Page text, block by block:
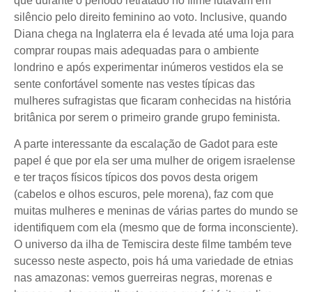
silêncio pelo direito feminino ao voto. Inclusive, quando
Diana chega na Inglaterra ela é levada até uma loja para
comprar roupas mais adequadas para o ambiente
londrino e após experimentar inúmeros vestidos ela se
sente confortável somente nas vestes típicas das
mulheres sufragistas que ficaram conhecidas na história
britânica por serem o primeiro grande grupo feminista.
A parte interessante da escalação de Gadot para este
papel é que por ela ser uma mulher de origem israelense
e ter traços físicos típicos dos povos desta origem
(cabelos e olhos escuros, pele morena), faz com que
muitas mulheres e meninas de várias partes do mundo se
identifiquem com ela (mesmo que de forma inconsciente).
O universo da ilha de Temiscira deste filme também teve
sucesso neste aspecto, pois há uma variedade de etnias
nas amazonas: vemos guerreiras negras, morenas e